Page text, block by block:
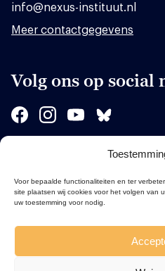
Voor bepaalde functionaliteiten en ter
site plaatsen wij cookies voor het volgen van
uw toestemming voor nodig.
info@nexus-instituut.nl
Meer contactgegevens
Volg ons op social